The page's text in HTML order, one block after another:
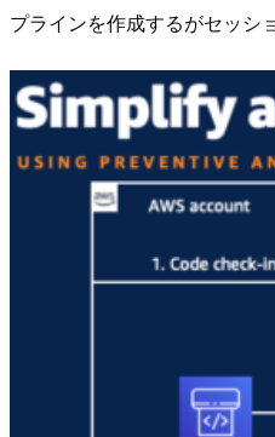
プラインを作成するがセッシ